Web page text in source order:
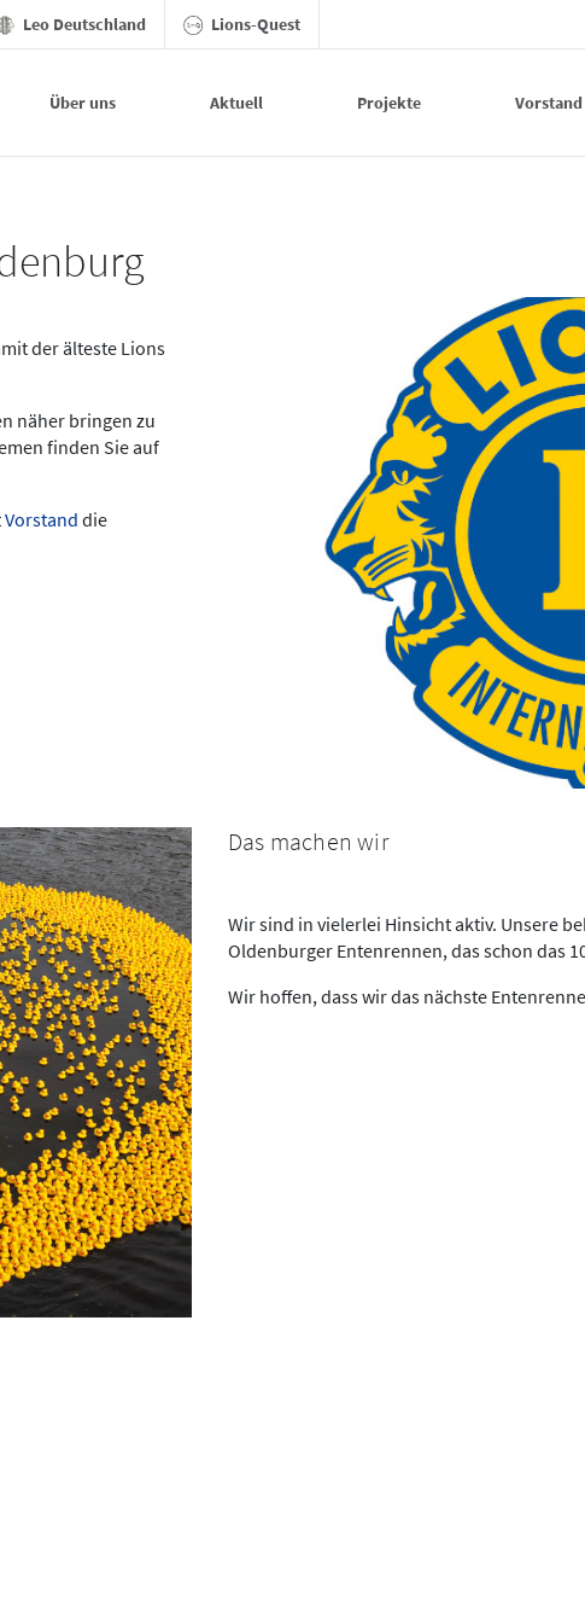
Leo Deutschland Lions-Quest
Über uns Aktuell Projekte Vorstand
der älteste Lions
näher bringen zu
finden Sie auf
Vorstand die
Das machen wir
Wir sind in vielerlei Hinsicht aktiv. Unsere
Oldenburger Entenrennen, das schon das
Wir hoffen, dass wir das nächste